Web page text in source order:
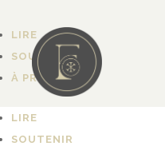
LIRE
SOUTENIR
À PROPOS
LIRE
SOUTENIR